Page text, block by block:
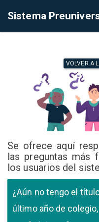
Sistema
VOLVER A
Se ofrece aquí
las preguntas más
los usuarios del
¿Aún no tengo el
último año de